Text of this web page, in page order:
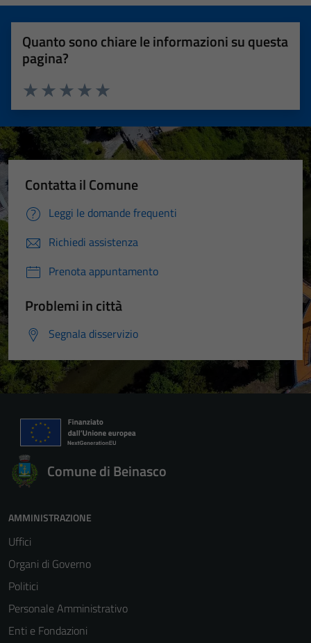
Quanto sono chiare le informazioni su questa
pagina?
Valuta 5 stelle su 5
Valuta 4 stelle su 5
Valuta 3 stelle su 5
Valuta 2 stelle su 5
Valuta 1 stelle su 5
Contatta il Comune
Leggi le domande frequenti
Richiedi assistenza
Prenota appuntamento
Problemi in città
Segnala disservizio
Comune di Beinasco
AMMINISTRAZIONE
Uffici
Organi di Governo
Politici
Personale Amministrativo
Enti e Fondazioni